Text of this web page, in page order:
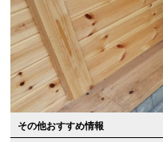
その他おすすめ情報